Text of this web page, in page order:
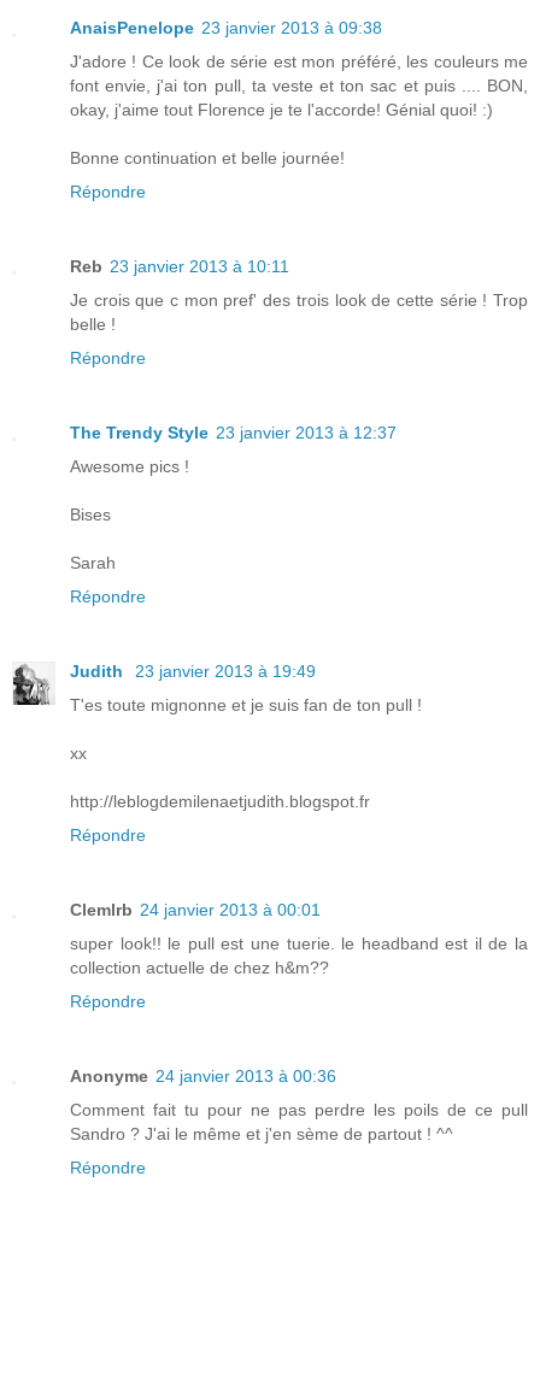
AnaisPenelope 23 janvier 2013 à 09:38
J'adore ! Ce look de série est mon préféré, les couleurs me
font envie, j'ai ton pull, ta veste et ton sac et puis .... BON,
okay, j'aime tout Florence je te l'accorde! Génial quoi! :)
Bonne continuation et belle journée!
Répondre
Reb 23 janvier 2013 à 10:11
Je crois que c mon pref' des trois look de cette série ! Trop
belle !
Répondre
The Trendy Style 23 janvier 2013 à 12:37
Awesome pics !
Bises
Sarah
Répondre
Judith
23 janvier 2013 à 19:49
T'es toute mignonne et je suis fan de ton pull !
xx
http://leblogdemilenaetjudith.blogspot.fr
Répondre
Clemlrb 24 janvier 2013 à 00:01
super look!! le pull est une tuerie. le headband est il de la
collection actuelle de chez h&m??
Répondre
Anonyme 24 janvier 2013 à 00:36
Comment fait tu pour ne pas perdre les poils de ce pull
Sandro ? J'ai le même et j'en sème de partout ! ^^
Répondre